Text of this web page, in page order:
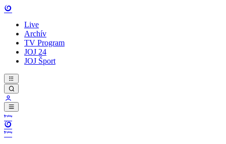
Live
Archív
TV Program
JOJ 24
JOJ Šport